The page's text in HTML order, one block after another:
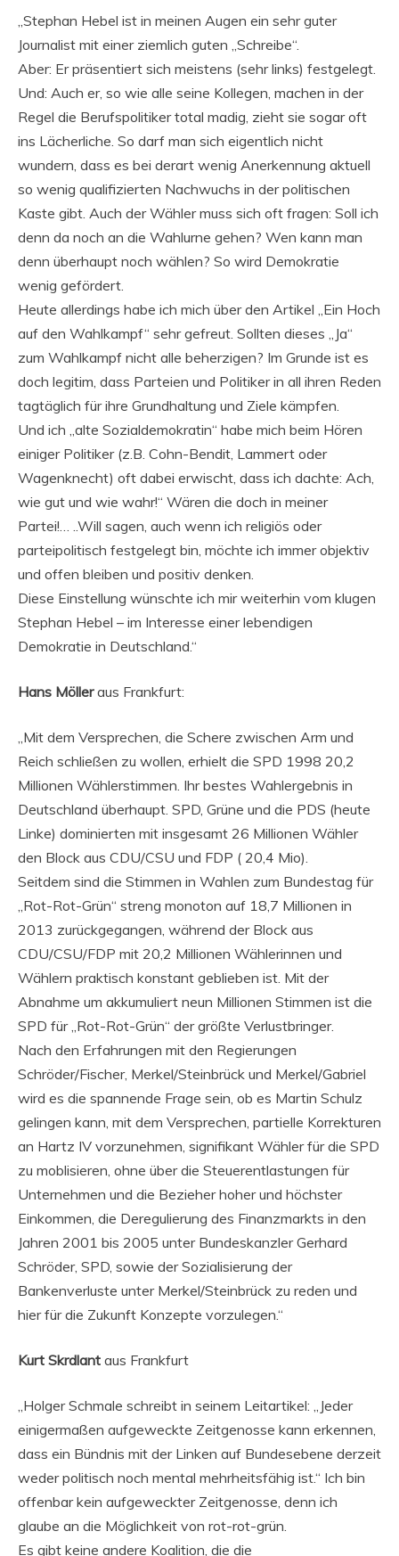
„Stephan Hebel ist in meinen Augen ein sehr guter
Journalist mit einer ziemlich guten „Schreibe“.
Aber: Er präsentiert sich meistens (sehr links) festgelegt.
Und: Auch er, so wie alle seine Kollegen, machen in der
Regel die Berufspolitiker total madig, zieht sie sogar oft
ins Lächerliche. So darf man sich eigentlich nicht
wundern, dass es bei derart wenig Anerkennung aktuell
so wenig qualifizierten Nachwuchs in der politischen
Kaste gibt. Auch der Wähler muss sich oft fragen: Soll ich
denn da noch an die Wahlurne gehen? Wen kann man
denn überhaupt noch wählen? So wird Demokratie
wenig gefördert.
Heute allerdings habe ich mich über den Artikel „Ein Hoch
auf den Wahlkampf“ sehr gefreut. Sollten dieses „Ja“
zum Wahlkampf nicht alle beherzigen? Im Grunde ist es
doch legitim, dass Parteien und Politiker in all ihren Reden
tagtäglich für ihre Grundhaltung und Ziele kämpfen.
Und ich „alte Sozialdemokratin“ habe mich beim Hören
einiger Politiker (z.B. Cohn-Bendit, Lammert oder
Wagenknecht) oft dabei erwischt, dass ich dachte: Ach,
wie gut und wie wahr!“ Wären die doch in meiner
Partei!… ..Will sagen, auch wenn ich religiös oder
parteipolitisch festgelegt bin, möchte ich immer objektiv
und offen bleiben und positiv denken.
Diese Einstellung wünschte ich mir weiterhin vom klugen
Stephan Hebel – im Interesse einer lebendigen
Demokratie in Deutschland.“
Hans Mölleraus Frankfurt:
„Mit dem Versprechen, die Schere zwischen Arm und
Reich schließen zu wollen, erhielt die SPD 1998 20,2
Millionen Wählerstimmen. Ihr bestes Wahlergebnis in
Deutschland überhaupt. SPD, Grüne und die PDS (heute
Linke) dominierten mit insgesamt 26 Millionen Wähler
den Block aus CDU/CSU und FDP ( 20,4 Mio).
Seitdem sind die Stimmen in Wahlen zum Bundestag für
„Rot-Rot-Grün“ streng monoton auf 18,7 Millionen in
2013 zurückgegangen, während der Block aus
CDU/CSU/FDP mit 20,2 Millionen Wählerinnen und
Wählern praktisch konstant geblieben ist. Mit der
Abnahme um akkumuliert neun Millionen Stimmen ist die
SPD für „Rot-Rot-Grün“ der größte Verlustbringer.
Nach den Erfahrungen mit den Regierungen
Schröder/Fischer, Merkel/Steinbrück und Merkel/Gabriel
wird es die spannende Frage sein, ob es Martin Schulz
gelingen kann, mit dem Versprechen, partielle Korrekturen
an Hartz IV vorzunehmen, signifikant Wähler für die SPD
zu moblisieren, ohne über die Steuerentlastungen für
Unternehmen und die Bezieher hoher und höchster
Einkommen, die Deregulierung des Finanzmarkts in den
Jahren 2001 bis 2005 unter Bundeskanzler Gerhard
Schröder, SPD, sowie der Sozialisierung der
Bankenverluste unter Merkel/Steinbrück zu reden und
hier für die Zukunft Konzepte vorzulegen.“
Kurt Skrdlant aus Frankfurt
„Holger Schmale schreibt in seinem Leitartikel: „Jeder
einigermaßen aufgeweckte Zeitgenosse kann erkennen,
dass ein Bündnis mit der Linken auf Bundesebene derzeit
weder politisch noch mental mehrheitsfähig ist.“ Ich bin
offenbar kein aufgeweckter Zeitgenosse, denn ich
glaube an die Möglichkeit von rot-rot-grün.
Es gibt keine andere Koalition, die die